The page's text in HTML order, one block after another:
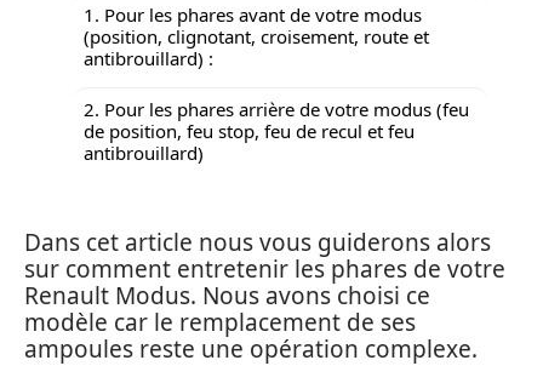
1. Pour les phares avant de votre modus
(position, clignotant, croisement, route et
antibrouillard) :
2. Pour les phares arrière de votre modus (feu
de position, feu stop, feu de recul et feu
antibrouillard)
Dans cet article nous vous guiderons alors
sur comment entretenir les phares de votre
Renault Modus. Nous avons choisi ce
modèle car le remplacement de ses
ampoules reste une opération complexe.